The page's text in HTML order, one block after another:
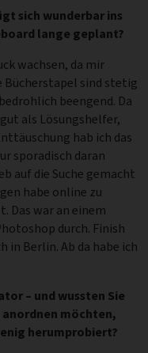
sich wunderbar ins
lange geplant?
wachsen, da mir
Bücherstapel sind stetig
beengend. Da
als Lösungshelfer,
hab ich das
sporadisch daran
auf die Suche gemacht
habe online zu
Das war an einem
durch. Finish
in Berlin. Ab da habe ich
– und wussten Sie
anordnen möchten,
herumprobiert?